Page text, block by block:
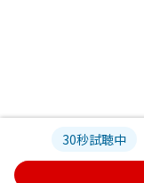
30秒試聴中